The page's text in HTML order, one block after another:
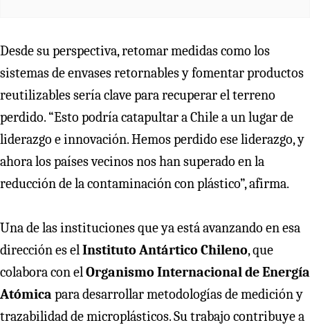
Desde su perspectiva, retomar medidas como los
sistemas de envases retornables y fomentar productos
reutilizables sería clave para recuperar el terreno
perdido. “Esto podría catapultar a Chile a un lugar de
liderazgo e innovación. Hemos perdido ese liderazgo, y
ahora los países vecinos nos han superado en la
reducción de la contaminación con plástico”, afirma.
Una de las instituciones que ya está avanzando en esa
dirección es elInstituto Antártico Chileno, que
colabora con elOrganismo Internacional de Energía
Atómica para desarrollar metodologías de medición y
trazabilidad de microplásticos. Su trabajo contribuye a